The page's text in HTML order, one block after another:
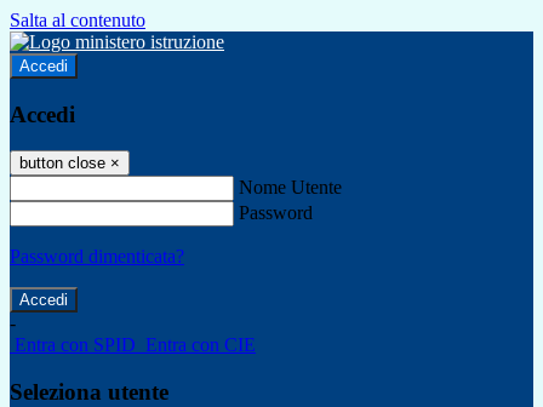
Salta al contenuto
Accedi
Accedi
button close ×
Nome Utente
Password
Password dimenticata?
-
Entra con SPID Entra con CIE
Seleziona utente